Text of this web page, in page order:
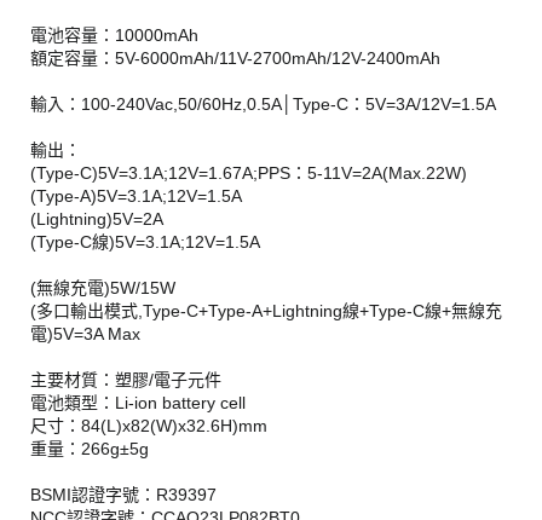
電池容量：10000mAh
額定容量：5V-6000mAh/11V-2700mAh/12V-2400mAh
輸入：100-240Vac,50/60Hz,0.5A│Type-C：5V=3A/12V=1.5A
輸出：
(Type-C)5V=3.1A;12V=1.67A;PPS：5-11V=2A(Max.22W)
(Type-A)5V=3.1A;12V=1.5A
(Lightning)5V=2A
(Type-C線)5V=3.1A;12V=1.5A
(無線充電)5W/15W
(多口輸出模式,Type-C+Type-A+Lightning線+Type-C線+無線充
電)5V=3A Max
主要材質：塑膠/電子元件
電池類型：Li-ion battery cell
尺寸：84(L)x82(W)x32.6H)mm
重量：266g±5g
BSMI認證字號：R39397